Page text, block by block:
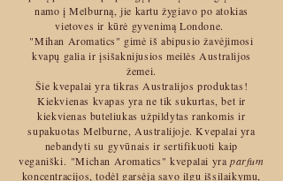
namo į Melburną, jie kartu žygiavo po atokias
vietoves ir kūrė gyvenimą Londone.
"Mihan Aromatics" gimė iš abipusio žavėjimosi
kvapų galia ir įsišaknijusios meilės Australijos
žemei.
Šie kvepalai yra tikras Australijos produktas!
Kiekvienas kvapas yra ne tik sukurtas, bet ir
kiekvienas buteliukas užpildytas rankomis ir
supakuotas Melburne, Australijoje. Kvepalai yra
nebandyti su gyvūnais ir sertifikuoti kaip
veganiški. "Michan Aromatics" kvepalai yraparfum
koncentracijos, todėl garsėja savo ilgu išsilaikymu,